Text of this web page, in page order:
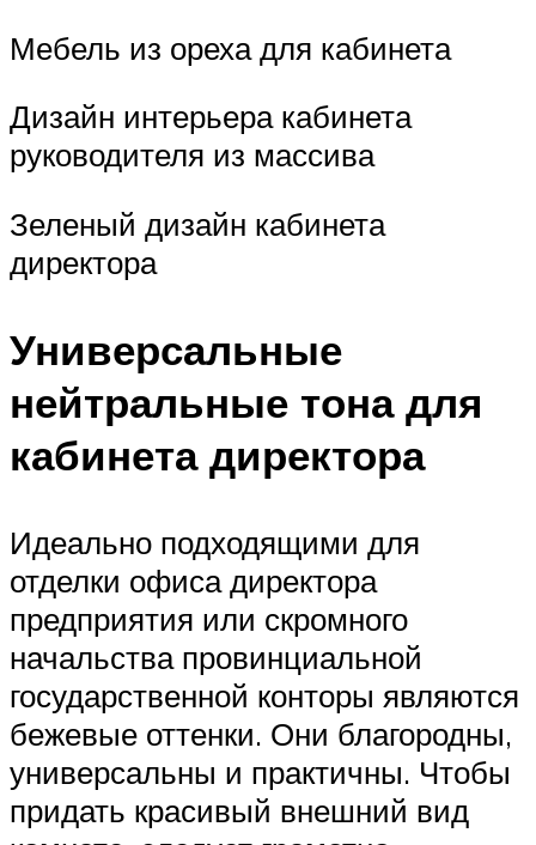
Мебель из ореха для кабинета
Дизайн интерьера кабинета
руководителя из массива
Зеленый дизайн кабинета
директора
Универсальные
нейтральные тона для
кабинета директора
Идеально подходящими для
отделки офиса директора
предприятия или скромного
начальства провинциальной
государственной конторы являются
бежевые оттенки. Они благородны,
универсальны и практичны. Чтобы
придать красивый внешний вид